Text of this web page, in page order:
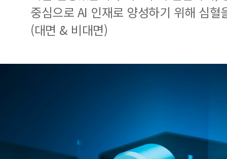
중심으로 AI 인재로 양성하기 위해 심혈
(대면 & 비대면)